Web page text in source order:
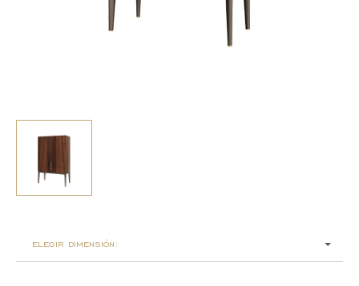
elegir dimensión: